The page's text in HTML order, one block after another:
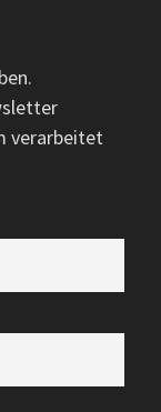
verarbeitet